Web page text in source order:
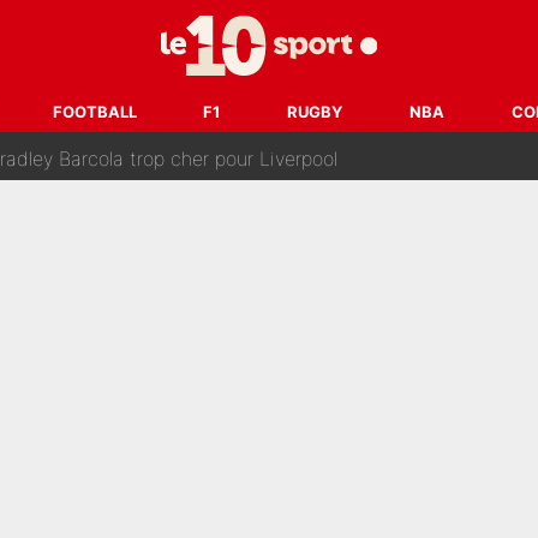
FOOTBALL F1 RUGBY NBA
la nomination de Zinedine Zidane, c'est au tour de son
et bientôt Fernando Alonso ? Le classement des pilotes les mieux
Barcola trop cher pour Liverpool